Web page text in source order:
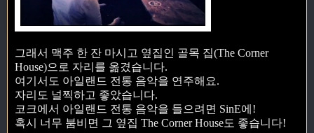
그래서 맥주 한 잔 마시고 옆집인 골목 집(The Corner
House)으로 자리를 옮겼습니다.
여기서도 아일랜드 전통 음악을 연주해요.
자리도 널찍하고 좋았습니다.
코크에서 아일랜드 전통 음악을 들으려면 SinE에!
혹시 너무 붐비면 그 옆집 The Corner House도 좋습니다!